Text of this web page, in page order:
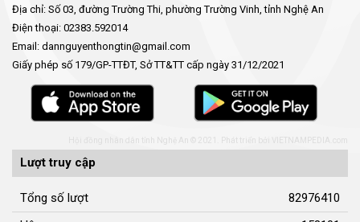
Địa chỉ: Số 03, đường Trường Thi, phường Trường Vinh, tỉnh Nghệ An
Điện thoại: 02383.592014
Email: dannguyenthongtin@gmail.com
Giấy phép số 179/GP-TTĐT, Sở TT&TT cấp ngày 31/12/2021
Hội đồng nhân dân tỉnh Nghệ An © 2021. Phát triển bởi
Lượt truy cập
Tổng số lượt
82976410